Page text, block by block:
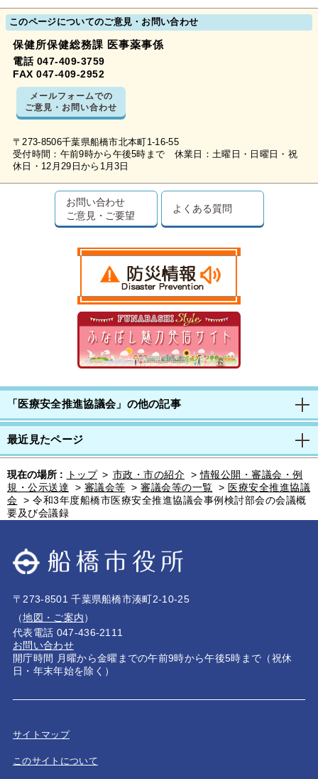
このページについてのご意見・お問い合わせ
保健所保健総務課 医事薬事係
電話 047-409-3759
FAX 047-409-2952
メールフォームでの
ご意見・お問い合わせ
〒273-8506千葉県船橋市北本町1-16-55
受付時間：午前9時から午後5時まで 休業日：土曜日・日曜日・祝
休日・12月29日から1月3日
お問い合わせ
ご意見・ご要望
よくある質問
「医療安全推進協議会」の他の記事
最近見たページ
現在の場所 : トップ > 市政・市の紹介 >情報公開・審議会・例
規・公示送達
> 審議会等 > 審議会等の一覧 > 医療安全推進協議
会 > 令和3年度船橋市医療安全推進協議会事例検討部会の会議概
要及び会議録
〒273-8501 千葉県船橋市湊町2-10-25
（地図・ご案内）
代表電話 047-436-2111
お問い合わせ
開庁時間 月曜から金曜までの午前9時から午後5時まで（祝休
日・年末年始を除く）
サイトマップ
このサイトについて